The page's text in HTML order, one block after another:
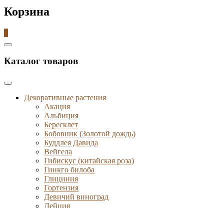
Корзина
Catalog
Каталог товаров
Декоративные растения
Акация
Альбиция
Бересклет
Бобовник (Золотой дождь)
Буддлея Давида
Вейгела
Гибискус (китайская роза)
Гинкго билоба
Глициния
Гортензия
Девичий виноград
Дейция